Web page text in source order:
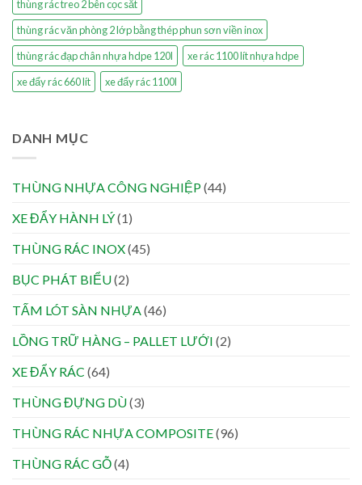
thùng rác treo 2 bên cọc sắt
thùng rác văn phòng 2 lớp bằng thép phun sơn viền inox
thùng rác đạp chân nhựa hdpe 120l
xe rác 1100 lít nhựa hdpe
xe đẩy rác 660 lít
xe đẩy rác 1100l
DANH MỤC
THÙNG NHỰA CÔNG NGHIỆP(44)
XE ĐẨY HÀNH LÝ(1)
THÙNG RÁC INOX(45)
BỤC PHÁT BIỂU(2)
TẤM LÓT SÀN NHỰA(46)
LỒNG TRỮ HÀNG – PALLET LƯỚI (2)
XE ĐẨY RÁC (64)
THÙNG ĐỰNG DÙ(3)
THÙNG RÁC NHỰA COMPOSITE(96)
THÙNG RÁC GỖ(4)